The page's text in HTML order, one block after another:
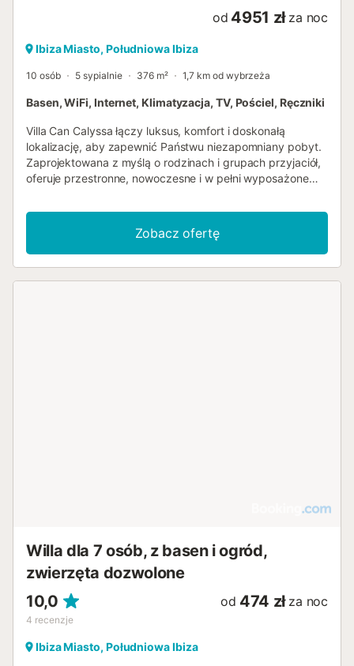
od 4951 zł za noc
Ibiza Miasto, Południowa Ibiza
10 osób 5 sypialnie 376 m² 1,7 km od wybrzeża
Basen, WiFi, Internet, Klimatyzacja, TV, Pościel, Ręczniki
Villa Can Calyssa łączy luksus, komfort i doskonałą
lokalizację, aby zapewnić Państwu niezapomniany pobyt.
Zaprojektowana z myślą o rodzinach i grupach przyjaciół,
oferuje przestronne, nowoczesne i w pełni wyposażone
chwilą. Willa Obiekt podzielony jest na dwie główne strefy,
zapewniające prywatność i elastyczność dla wszystkich
gości: Główny Dom Odkryj serce tej willi, zaprojektowanej
tak, by połączyć komfort i styl: 3 jasne i przytulne
Klimatyzacja we wszyst...
Zobacz ofertę
Willa dla 7 osób, z basen i ogród,
zwierzęta dozwolone
10,0
4 recenzje
od 474 zł za noc
Ibiza Miasto, Południowa Ibiza